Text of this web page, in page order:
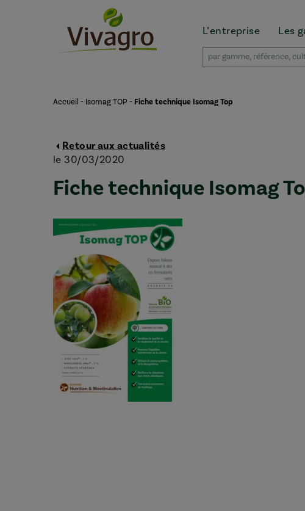
L’entreprise Les
Accueil - Isomag TOP - Fiche technique Isomag Top
Retour aux actualités
le 30/03/2020
Fiche technique Isomag